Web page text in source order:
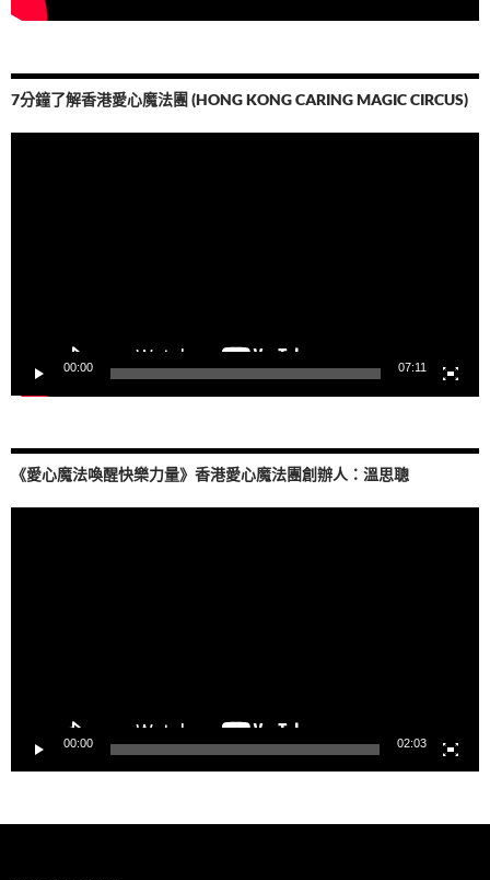
7分鐘了解香港愛心魔法團 (HONG KONG CARING MAGIC CIRCUS)
00:00 07:11
《愛心魔法喚醒快樂力量》香港愛心魔法團創辦人：溫思聰
00:00 02:03